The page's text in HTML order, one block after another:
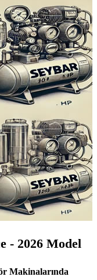
- 2026 Model
Makinalarında